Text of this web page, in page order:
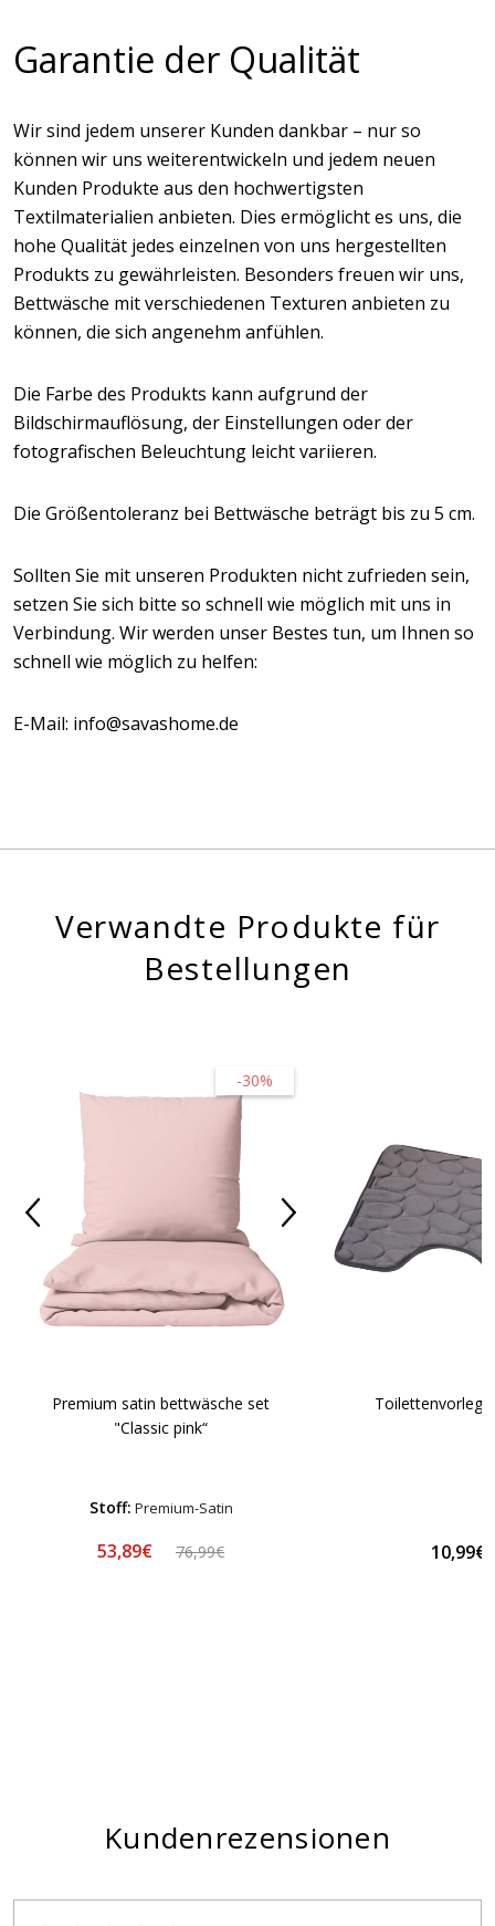
Garantie der Qualität
Wir sind jedem unserer Kunden dankbar – nur so
können wir uns weiterentwickeln und jedem neuen
Kunden Produkte aus den hochwertigsten
Textilmaterialien anbieten. Dies ermöglicht es uns, die
hohe Qualität jedes einzelnen von uns hergestellten
Produkts zu gewährleisten. Besonders freuen wir uns,
Bettwäsche mit verschiedenen Texturen anbieten zu
können, die sich angenehm anfühlen.
Die Farbe des Produkts kann aufgrund der
Bildschirmauflösung, der Einstellungen oder der
fotografischen Beleuchtung leicht variieren.
Die Größentoleranz bei Bettwäsche beträgt bis zu 5 cm.
Sollten Sie mit unseren Produkten nicht zufrieden sein,
setzen Sie sich bitte so schnell wie möglich mit uns in
Verbindung. Wir werden unser Bestes tun, um Ihnen so
schnell wie möglich zu helfen:
E-Mail: info@savashome.de
Verwandte Produkte für
Bestellungen
-30%
Premium satin bettwäsche set
"Classic pink“
Stoff: Premium-Satin
53,89€ 76,99€ 10,99€
Kundenrezensionen